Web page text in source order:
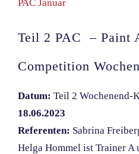
PAC Januar
Teil 2 PAC – Paint
Competition
Datum: Teil 2 Wochenend-
18.06.2023
Referenten: Sabrina
Helga Hommel ist Trainer